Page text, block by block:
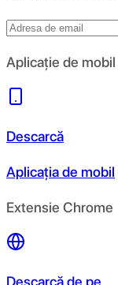
Aplicație de mobil
Descarcă
Aplicația de mobil
Extensie Chrome
Descarcă de pe